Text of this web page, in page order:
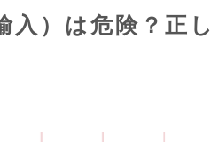
入）は危険？正